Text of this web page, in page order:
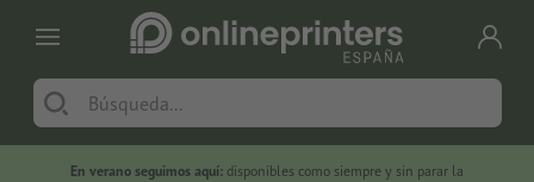
En verano seguimos aquí: disponibles como siempre y sin parar la